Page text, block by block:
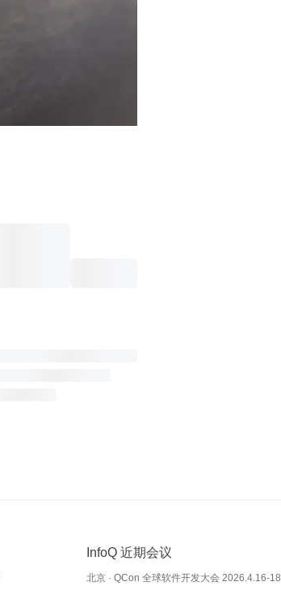
InfoQ 近期会议
北京 · QCon 全球软件开发大会 2026.4.16-18